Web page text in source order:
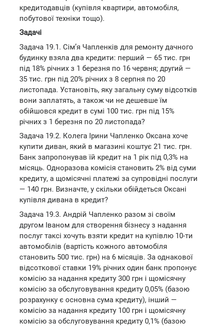
кредитодавців (купівля квартири, автомобіля,
побутової техніки тощо).
Задачі
Задача 19.1. Сім’я Чапленків для ремонту дачного
будинку взяла два кредити: перший — 65 тис. грн
під 18% річних з 1 березня по 16 червня; другий —
35 тис. грн під 20% річних з 8 серпня по 20
листопада. Установіть, яку загальну суму відсотків
вони заплатять, а також чи не дешевше їм
обійшовся кредит в сумі 100 тис. грн під 15%
річних з 1 березня по 20 листопада?
Задача 19.2. Колега Ірини Чапленко Оксана хоче
купити диван, який в магазині коштує 21 тис. грн.
Банк запропонував їй кредит на 1 рік під 0,3% на
місяць. Одноразова комісія становить 2% від суми
кредиту, а щомісячні платежі за супровідні послуги
— 140 грн. Визначте, у скільки обійдеться Оксані
купівля дивана в кредит?
Задача 19.3. Андрій Чапленко разом зі своїм
другом Іваном для створення бізнесу з надання
послуг таксі хочуть взяти кредит на купівлю 10-ти
автомобілів (вартість кожного автомобіля
становить 500 тис. грн) на 6 місяців. За однакової
відсоткової ставки 19% річних один банк пропонує
комісію за надання кредиту 300 грн і щомісячну
комісію за обслуговування кредиту 0,05% (базою
розрахунку є основна сума кредиту), інший —
комісію за надання кредиту 100 грн і щомісячну
комісію за обслуговування кредиту 0,1% (базою